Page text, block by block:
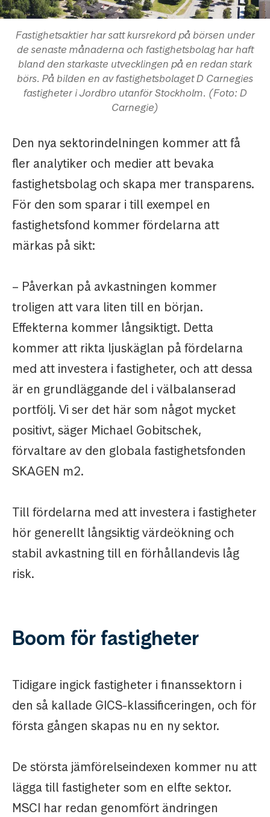
Fastighetsaktier har satt kursrekord på börsen under
de senaste månaderna och fastighetsbolag har haft
bland den starkaste utvecklingen på en redan stark
börs. På bilden en av fastighetsbolaget D Carnegies
fastigheter i Jordbro utanför Stockholm. (Foto: D
Carnegie)
Den nya sektorindelningen kommer att få
fler analytiker och medier att bevaka
fastighetsbolag och skapa mer transparens.
För den som sparar i till exempel en
fastighetsfond kommer fördelarna att
märkas på sikt:
– Påverkan på avkastningen kommer
troligen att vara liten till en början.
Effekterna kommer långsiktigt. Detta
kommer att rikta ljuskäglan på fördelarna
med att investera i fastigheter, och att dessa
är en grundläggande del i välbalanserad
portfölj. Vi ser det här som något mycket
positivt, säger Michael Gobitschek,
förvaltare av den globala fastighetsfonden
SKAGEN m2.
Till fördelarna med att investera i fastigheter
hör generellt långsiktig värdeökning och
stabil avkastning till en förhållandevis låg
risk.
Boom för fastigheter
Tidigare ingick fastigheter i finanssektorn i
den så kallade GICS-klassificeringen, och för
första gången skapas nu en ny sektor.
De största jämförelseindexen kommer nu att
lägga till fastigheter som en elfte sektor.
MSCI har redan genomfört ändringen